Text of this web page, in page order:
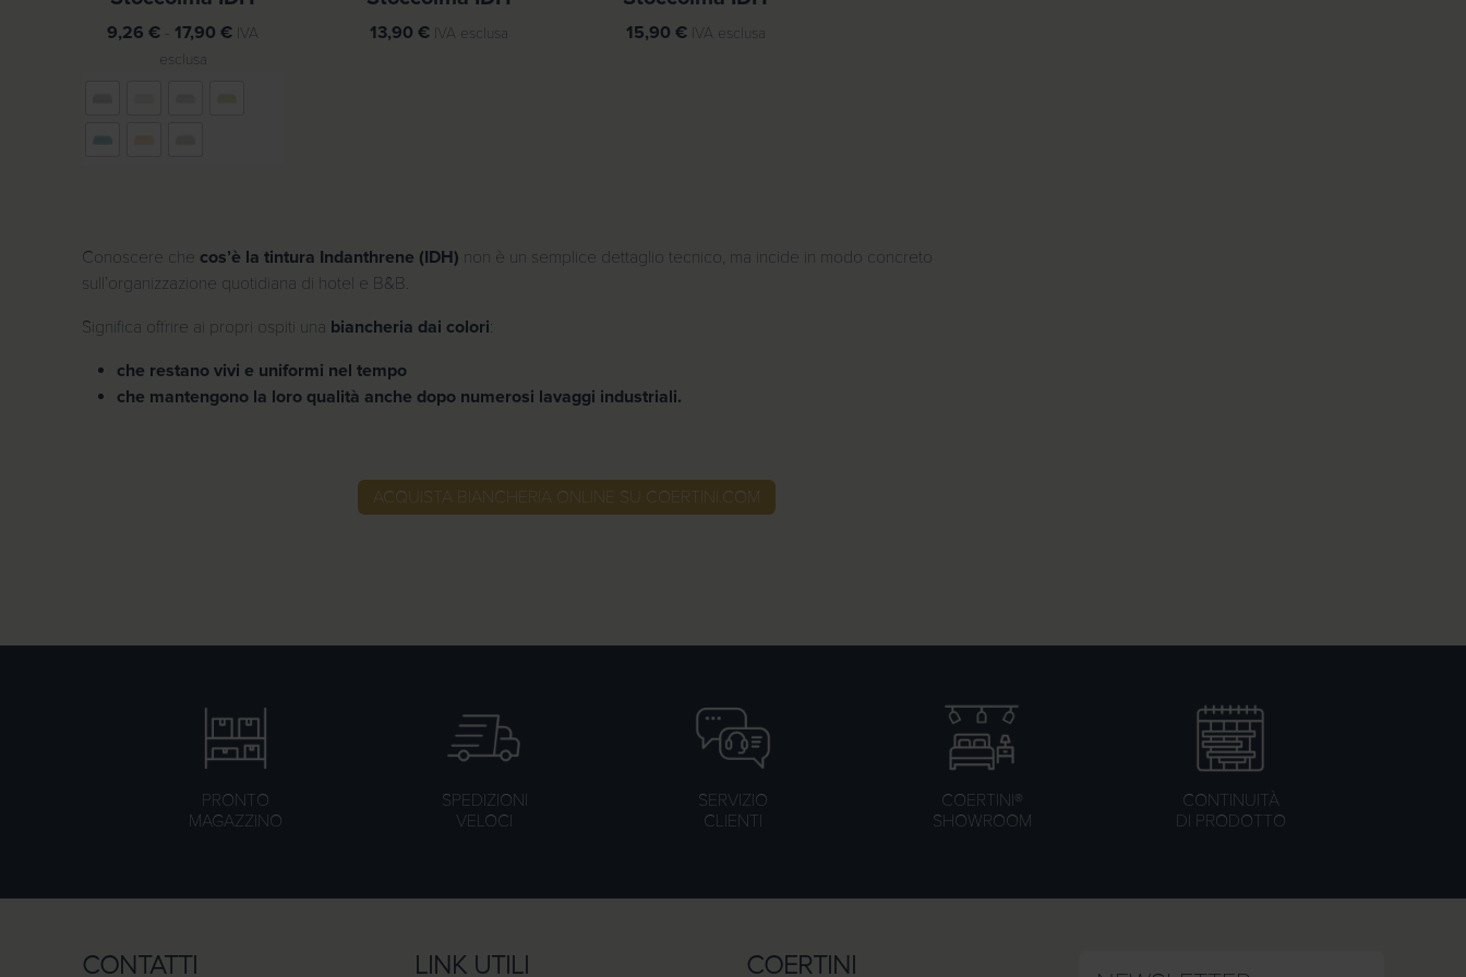
9,26 € - 17,90 €F
r
e
o
:
9
0
€
IVA
esclusa
13,90 € IVA esclusa 15,90 € IVA esclusa
Conoscere che cos’è la tintura Indanthrene (IDH) non è un semplice dettaglio tecnico, ma incide in modo concreto
sull’organizzazione quotidiana di hotel e B&B.
Significa offrire ai propri ospiti una biancheria dai colori:
che restano vivi e uniformi nel tempo
che mantengono la loro qualità anche dopo numerosi lavaggi industriali.
ACQUISTA BIANCHERIA ONLINE SU COERTINI.COM
PRONTO
MAGAZZINO
SPEDIZIONI
VELOCI
SERVIZIO
CLIENTI
COERTINI®
SHOWROOM
CONTINUITÀ
DI PRODOTTO
CONTATTI LINK UTILI COERTINI